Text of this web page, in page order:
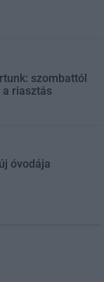
szombattól
riasztás
óvodája